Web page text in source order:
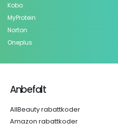
Kobo
MyProtein
Norton
Oneplus
Anbefalt
AllBeauty rabattkoder
Amazon rabattkoder